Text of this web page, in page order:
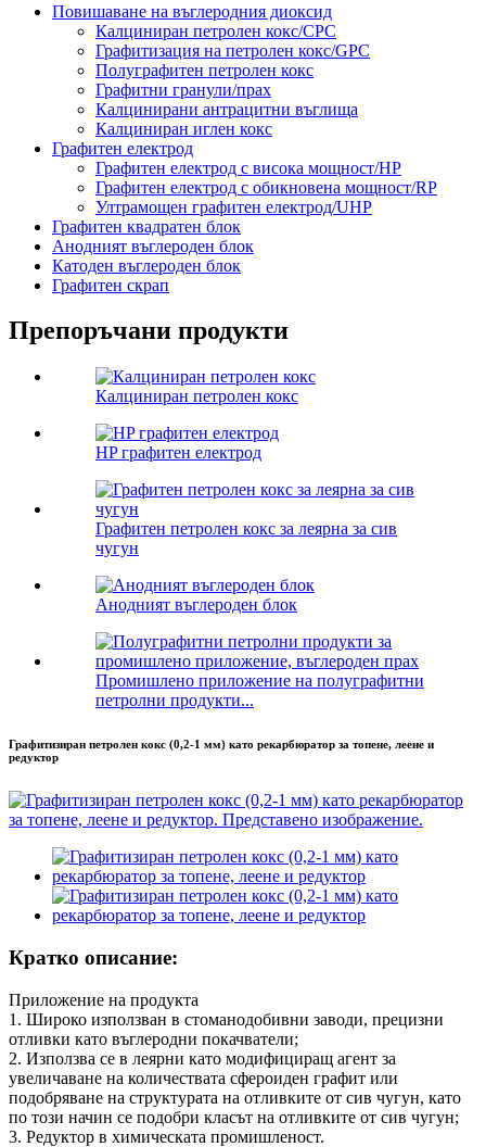
Повишаване на въглеродния диоксид
Калциниран петролен кокс/CPC
Графитизация на петролен кокс/GPC
Полуграфитен петролен кокс
Графитни гранули/прах
Калцинирани антрацитни въглища
Калциниран иглен кокс
Графитен електрод
Графитен електрод с висока мощност/HP
Графитен електрод с обикновена мощност/RP
Ултрамощен графитен електрод/UHP
Графитен квадратен блок
Анодният въглероден блок
Катоден въглероден блок
Графитен скрап
Препоръчани продукти
Калциниран петролен кокс
HP графитен електрод
Графитен петролен кокс за леярна за сив
чугун
Анодният въглероден блок
Промишлено приложение на полуграфитни
петролни продукти...
Графитизиран петролен кокс (0,2-1 мм) като рекарбюратор за топене, леене и
редуктор
Кратко описание:
Приложение на продукта
1. Широко използван в стоманодобивни заводи, прецизни
отливки като въглеродни покачватели;
2. Използва се в леярни като модифициращ агент за
увеличаване на количествата сфероиден графит или
подобряване на структурата на отливките от сив чугун, като
по този начин се подобри класът на отливките от сив чугун;
3. Редуктор в химическата промишленост.